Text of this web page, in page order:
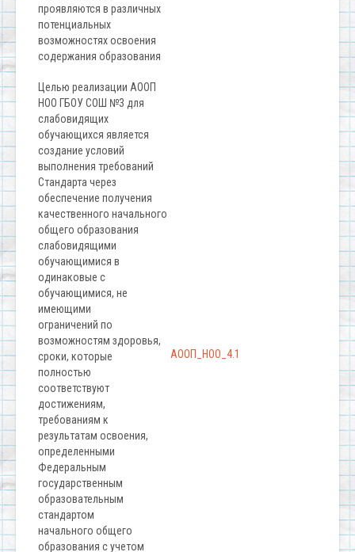
проявляются в различных
потенциальных
возможностях освоения
содержания образования
Целью реализации АООП
НОО ГБОУ СОШ №3 для
слабовидящих
обучающихся является
создание условий
выполнения требований
Стандарта через
обеспечение получения
качественного начального
общего образования
слабовидящими
обучающимися в
одинаковые с
обучающимися, не
имеющими
ограничений по
возможностям здоровья,
сроки, которые
полностью
соответствуют
достижениям,
требованиям к
результатам освоения,
определенными
Федеральным
государственным
образовательным
стандартом
начального общего
образования с учетом
АООП_НОО_4.1